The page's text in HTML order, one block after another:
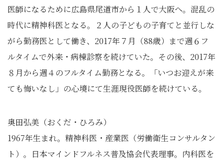
医師になるために広島県尾道市から１人で大阪へ。混乱の
時代に精神科医となる。２人の子どもの子育てと並行しな
がら勤務医として働き、2017年７月（88歳）まで週６フ
ルタイムで外来・病棟診察を続けていた。その後、2017年
８月から週４のフルタイム勤務となる。「いつお迎えが来
ても悔いなし」の心境にて生涯現役医師を続けている。
奥田弘美（おくだ・ひろみ）
1967年生まれ。精神科医・産業医（労働衛生コンサルタン
ト）。日本マインドフルネス普及協会代表理事。内科医を